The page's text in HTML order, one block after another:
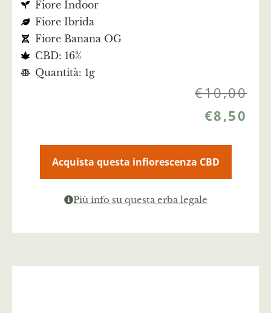
Fiore Indoor
Fiore Ibrida
Fiore Banana OG
CBD: 16%
Quantità: 1g
€10,00
€8,50
Acquista questa infiorescenza CBD
Più info su questa erba legale